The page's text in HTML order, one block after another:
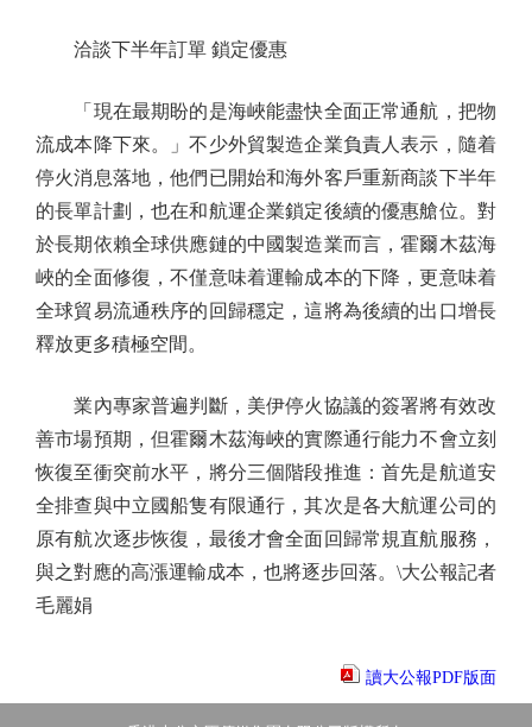
洽談下半年訂單 鎖定優惠
「現在最期盼的是海峽能盡快全面正常通航，把物
流成本降下來。」不少外貿製造企業負責人表示，隨着
停火消息落地，他們已開始和海外客戶重新商談下半年
的長單計劃，也在和航運企業鎖定後續的優惠艙位。對
於長期依賴全球供應鏈的中國製造業而言，霍爾木茲海
峽的全面修復，不僅意味着運輸成本的下降，更意味着
全球貿易流通秩序的回歸穩定，這將為後續的出口增長
釋放更多積極空間。
業內專家普遍判斷，美伊停火協議的簽署將有效改
善市場預期，但霍爾木茲海峽的實際通行能力不會立刻
恢復至衝突前水平，將分三個階段推進：首先是航道安
全排查與中立國船隻有限通行，其次是各大航運公司的
原有航次逐步恢復，最後才會全面回歸常規直航服務，
與之對應的高漲運輸成本，也將逐步回落。\大公報記者
毛麗娟
讀大公報PDF版面